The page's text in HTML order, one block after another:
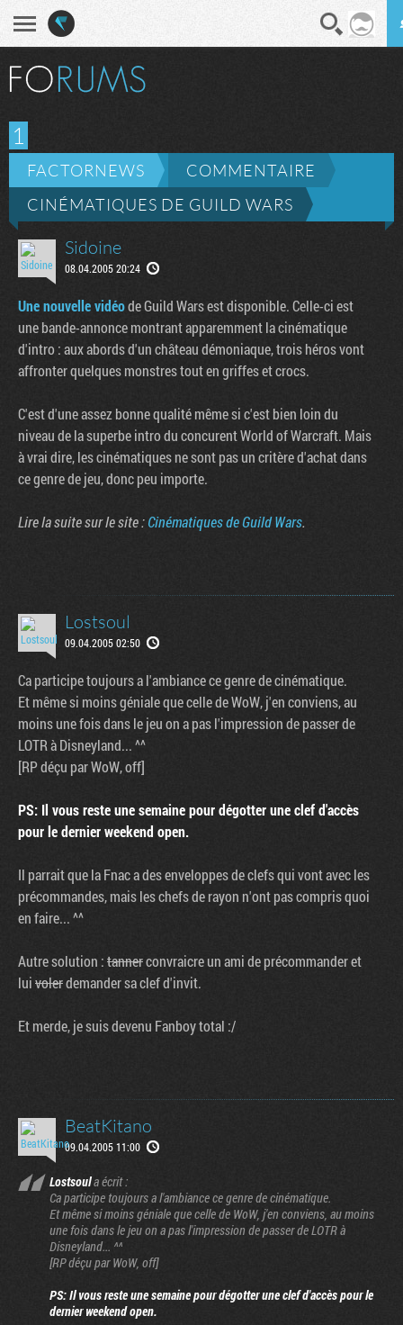
1
FACTORNEWS
COMMENTAIRE
CINÉMATIQUES DE GUILD WARS
Sidoine
08.04.2005 20:24
Une nouvelle vidéode Guild Wars est disponible. Celle-ci est
une bande-annonce montrant apparemment la cinématique
d'intro : aux abords d'un château démoniaque, trois héros vont
affronter quelques monstres tout en griffes et crocs.
C'est d'une assez bonne qualité même si c'est bien loin du
niveau de la superbe intro du concurent World of Warcraft. Mais
à vrai dire, les cinématiques ne sont pas un critère d'achat dans
ce genre de jeu, donc peu importe.
Lire la suite sur le site :Cinématiques de Guild Wars.
Lostsoul
09.04.2005 02:50
Ca participe toujours a l'ambiance ce genre de cinématique.
Et même si moins géniale que celle de WoW, j'en conviens, au
moins une fois dans le jeu on a pas l'impression de passer de
LOTR à Disneyland... ^^
[RP déçu par WoW, off]
PS: Il vous reste une semaine pour dégotter une clef d'accès
pour le dernier weekend open.
Il parrait que la Fnac a des enveloppes de clefs qui vont avec les
précommandes, mais les chefs de rayon n'ont pas compris quoi
en faire... ^^
Autre solution :tannerconvraicre un ami de précommander et
luivolerdemander sa clef d'invit.
Et merde, je suis devenu Fanboy total :/
BeatKitano
09.04.2005 11:00
Lostsoula écrit :
Ca participe toujours a l'ambiance ce genre de cinématique.
Et même si moins géniale que celle de WoW, j'en conviens, au moins
une fois dans le jeu on a pas l'impression de passer de LOTR à
Disneyland... ^^
[RP déçu par WoW, off]
PS: Il vous reste une semaine pour dégotter une clef d'accès pour le
dernier weekend open.